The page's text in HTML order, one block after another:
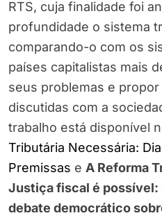
RTS, cuja finalidade foi
profundidade o sistema
comparando-o com os
países capitalistas mais
seus problemas e
discutidas com a
trabalho está disponível
Tributária Necessária:
Premissas e A Reforma
Justiça fiscal é possível:
debate democrático